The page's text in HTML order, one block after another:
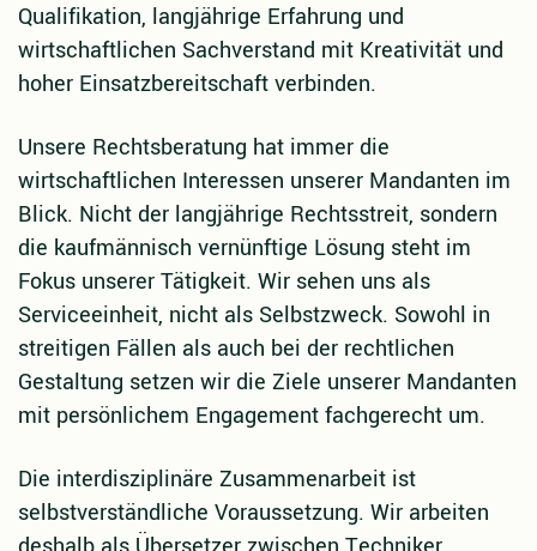
Qualifikation, langjährige Erfahrung und
wirtschaftlichen Sachverstand mit Kreativität und
hoher Einsatzbereitschaft verbinden.
Unsere Rechtsberatung hat immer die
wirtschaftlichen Interessen unserer Mandanten im
Blick. Nicht der langjährige Rechtsstreit, sondern
die kaufmännisch vernünftige Lösung steht im
Fokus unserer Tätigkeit. Wir sehen uns als
Serviceeinheit, nicht als Selbstzweck. Sowohl in
streitigen Fällen als auch bei der rechtlichen
Gestaltung setzen wir die Ziele unserer Mandanten
mit persönlichem Engagement fachgerecht um.
Die interdisziplinäre Zusammenarbeit ist
selbstverständliche Voraussetzung. Wir arbeiten